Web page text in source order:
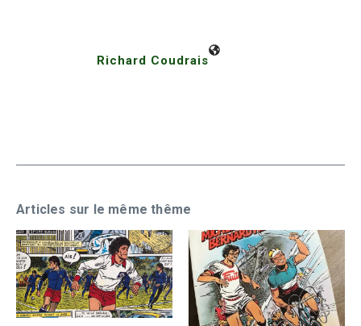
Richard Coudrais
Articles sur le même thême